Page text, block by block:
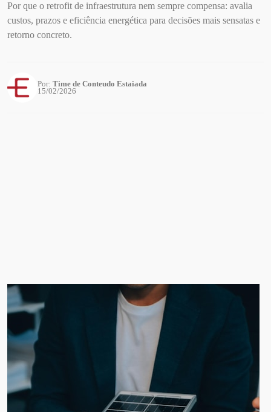
Por que o retrofit de infraestrutura nem sempre compensa: avalia
custos, prazos e eficiência energética para decisões mais sensatas e
retorno concreto.
Por: Time de Conteudo Estaiada
15/02/2026